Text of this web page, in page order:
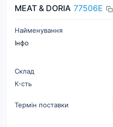
MEAT & DORIA 77506E
Найменування
Інфо
Склад
К-cть
Термін поставки